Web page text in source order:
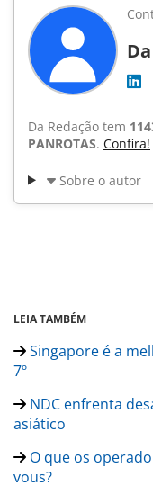
Da Redação tem
PANROTAS. Confira!
Sobre o autor
LEIA TAMBÉM
Singapore é a
7º
NDC enfrenta
asiático
O que os
vous?